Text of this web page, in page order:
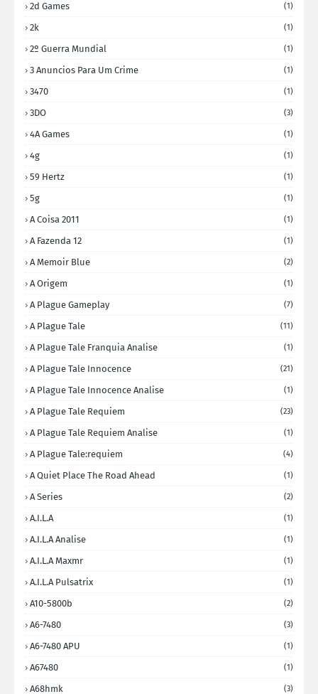
2d Games (1)
2k (1)
2º Guerra Mundial (1)
3 Anuncios Para Um Crime (1)
3470 (1)
3DO (3)
4A Games (1)
4g (1)
59 Hertz (1)
5g (1)
A Coisa 2011 (1)
A Fazenda 12 (1)
A Memoir Blue (2)
A Origem (1)
A Plague Gameplay (7)
A Plague Tale (11)
A Plague Tale Franquia Analise (1)
A Plague Tale Innocence (21)
A Plague Tale Innocence Analise (1)
A Plague Tale Requiem (23)
A Plague Tale Requiem Analise (1)
A Plague Tale:requiem (4)
A Quiet Place The Road Ahead (1)
A Series (2)
A.I.L.A (1)
A.I.L.A Analise (1)
A.I.L.A Maxmr (1)
A.I.L.A Pulsatrix (1)
A10-5800b (2)
A6-7480 (3)
A6-7480 APU (1)
A67480 (1)
A68hmk (3)